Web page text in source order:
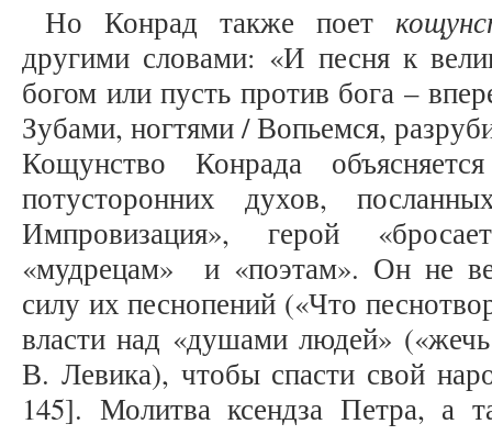
Но Конрад также поет
другими словами: «И песня к
богом или пусть против бога –
Зубами, ногтями / Вопьемся,
Кощунство Конрада
потусторонних духов,
Импровизация», герой
«мудрецам» и «поэтам». Он не
силу их песнопений («Что
власти над «душами людей»
В. Левика), чтобы спасти свой
145]. Молитва ксендза Петра, а